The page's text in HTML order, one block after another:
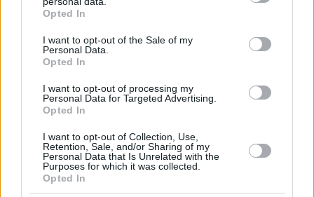
grant or deny consent to Google and its third-party tags to
use your data for below specified purposes in below Google
consent section.
Opted In
I want to opt-out of the Sale of my
Personal Data.
Opted In
I want to opt-out of processing my
Personal Data for Targeted Advertising.
Opted In
I want to opt-out of Collection, Use,
Retention, Sale, and/or Sharing of my
Personal Data that Is Unrelated with the
Purposes for which it was collected.
Opted In
06.08.2026, 10:56